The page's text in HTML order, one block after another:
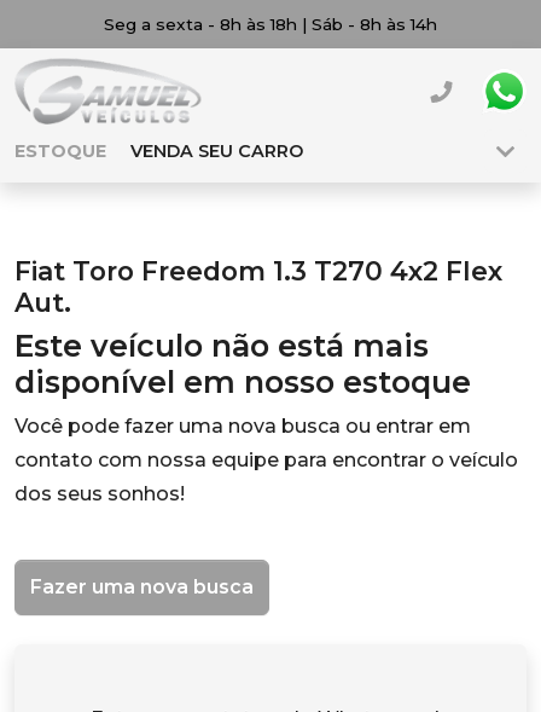
Seg a sexta - 8h às 18h | Sáb - 8h às 14h
ESTOQUE VENDA SEU CARRO
Fiat Toro Freedom 1.3 T270 4x2 Flex
Aut.
Este veículo não está mais
disponível em nosso estoque
Você pode fazer uma nova busca ou entrar em
contato com nossa equipe para encontrar o veículo
dos seus sonhos!
Fazer uma nova busca